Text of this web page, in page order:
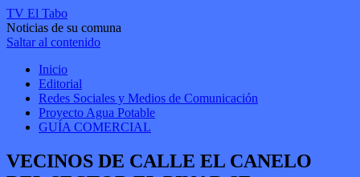
TV El Tabo
Noticias de su comuna
Saltar al contenido
Inicio
Editorial
Redes Sociales y Medios de Comunicación
Proyecto Agua Potable
GUÍA COMERCIAL
VECINOS DE CALLE EL CANELO